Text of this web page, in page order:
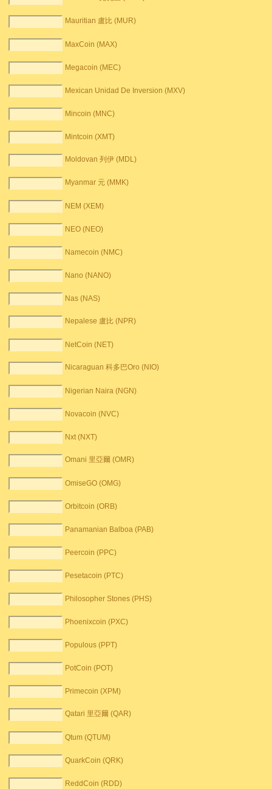
Mauritian 盧比 (MUR)
MaxCoin (MAX)
Megacoin (MEC)
Mexican Unidad De Inversion (MXV)
Mincoin (MNC)
Mintcoin (XMT)
Moldovan 列伊 (MDL)
Myanmar 元 (MMK)
NEM (XEM)
NEO (NEO)
Namecoin (NMC)
Nano (NANO)
Nas (NAS)
Nepalese 盧比 (NPR)
NetCoin (NET)
Nicaraguan 科多巴Oro (NIO)
Nigerian Naira (NGN)
Novacoin (NVC)
Nxt (NXT)
Omani 里亞爾 (OMR)
OmiseGO (OMG)
Orbitcoin (ORB)
Panamanian Balboa (PAB)
Peercoin (PPC)
Pesetacoin (PTC)
Philosopher Stones (PHS)
Phoenixcoin (PXC)
Populous (PPT)
PotCoin (POT)
Primecoin (XPM)
Qatari 里亞爾 (QAR)
Qtum (QTUM)
QuarkCoin (QRK)
ReddCoin (RDD)